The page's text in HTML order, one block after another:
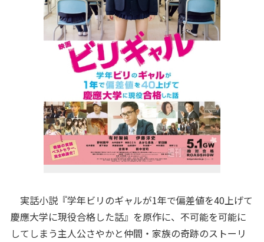
実話小説『学年ビリのギャルが1年で偏差値を40上げて
慶應大学に現役合格した話』を原作に、不可能を可能に
してしまう主人公さやかと仲間・家族の奇跡のストーリ